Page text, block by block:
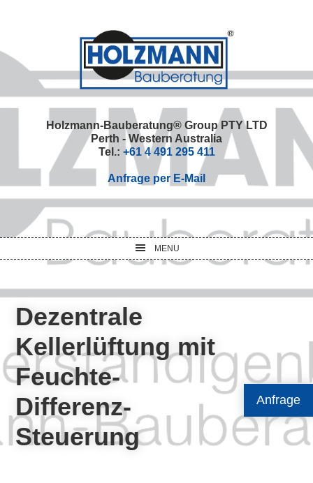
Anfrage
navigation
content
sidebar
Holzmann-Bauberatung® Group PTY LTD
Perth - Western Australia
Tel.: +61 4 491 295 411
Anfrage per E-Mail
MENU
Dezentrale
Kellerlüftung mit
Feuchte-
Differenz-
Steuerung